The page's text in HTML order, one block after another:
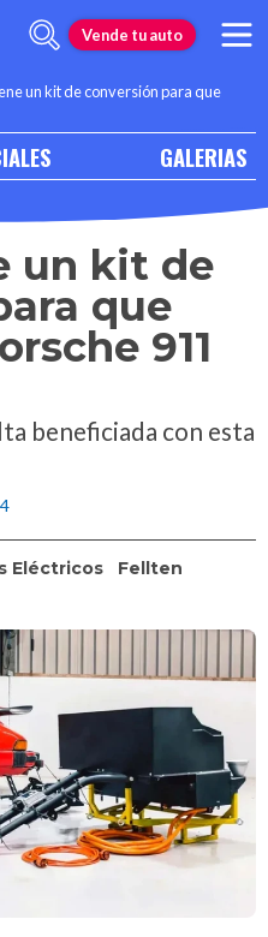
Vende tu auto
un kit de conversión para que
GALERIAS
un kit de
que
911
beneficiada con esta
Eléctricos
Fellten